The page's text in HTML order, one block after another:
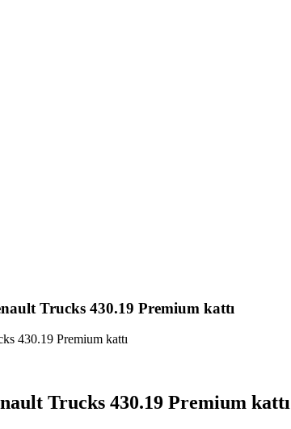
Trucks 430.19 Premium kattı
Trucks 430.19 Premium kattı